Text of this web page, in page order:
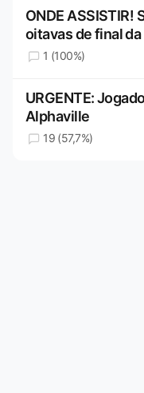
ONDE ASSISTIR!
oitavas de final
1 (100%)
URGENTE:
Alphaville
19 (57,7%)